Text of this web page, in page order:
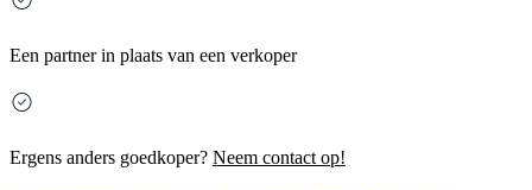
Een partner in plaats van een verkoper
Ergens anders goedkoper? Neem contact op!